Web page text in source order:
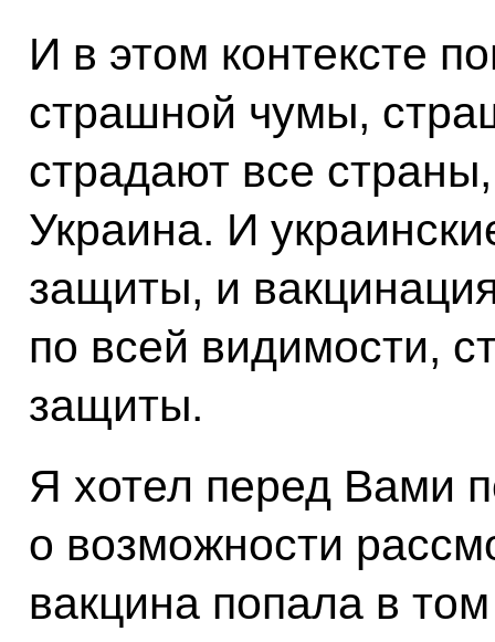
И в этом контексте
страшной чумы,
страдают все
Украина. И
защиты, и
по всей видимости,
защиты.
Я хотел перед Вами
о возможности
вакцина попала в